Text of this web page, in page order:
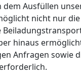
Ausfüllen
nicht nur
hinaus
Anfragen sowie